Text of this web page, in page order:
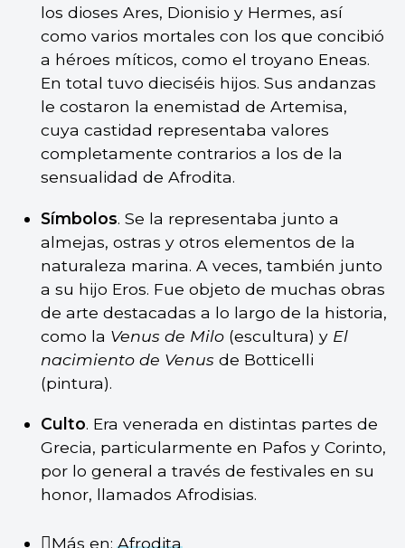
los dioses Ares, Dionisio y Hermes, así
como varios mortales con los que concibió
a héroes míticos, como el troyano Eneas.
En total tuvo dieciséis hijos. Sus andanzas
le costaron la enemistad de Artemisa,
cuya castidad representaba valores
completamente contrarios a los de la
sensualidad de Afrodita.
Símbolos. Se la representaba junto a
almejas, ostras y otros elementos de la
naturaleza marina. A veces, también junto
a su hijo Eros. Fue objeto de muchas obras
de arte destacadas a lo largo de la historia,
como la Venus de Milo(escultura) y El
nacimiento de Venus de Botticelli
(pintura).
Culto. Era venerada en distintas partes de
Grecia, particularmente en Pafos y Corinto,
por lo general a través de festivales en su
honor, llamados Afrodisias.
Más en:Afrodita